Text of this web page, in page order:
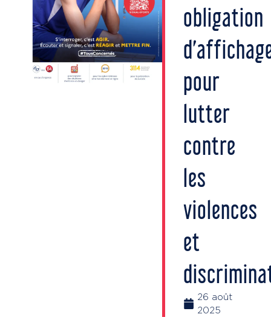
obligation
pour
lutter
contre
les
violences
et
26 août
2025